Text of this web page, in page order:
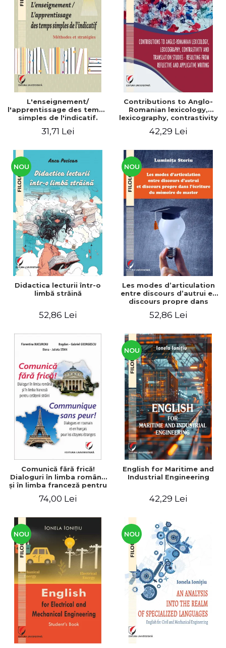
L'enseignement/
l'apprentissage des temps
simples de l'indicatif.
31,71 Lei
Contributions to Anglo-
Romanian lexicology,
lexicography, contrastivity
Resulting from reflective
42,29 Lei
NOU
Didactica lecturii într-o
limbă străină
52,86 Lei
NOU
Les modes d’articulation
entre discours d’autrui et
discours propre dans
master
52,86 Lei
Comunică fără frică!
Dialoguri în limba română
şi în limba franceză pentru
străini/Communique sans
roumain et en français
pour les citoyens
étrangers
74,00 Lei
NOU
English for Maritime and
Industrial Engineering
42,29 Lei
NOU NOU